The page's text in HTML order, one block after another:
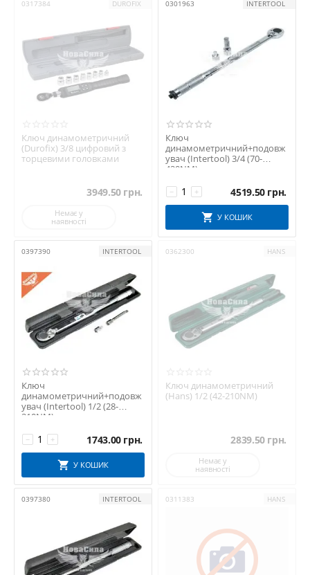
0317384 DUROFIX
Ключ динамометричний
(Durofix) 3/8 цифровий з
торцевими головками
3949.50 грн.
Немає у
наявності
0301963 INTERTOOL
Ключ
динамометричний+подовж
увач (Intertool) 3/4 (70-
420NM)
+
− 4519.50 грн.
У КОШИК
0397390 INTERTOOL
Ключ
динамометричний+подовж
увач (Intertool) 1/2 (28-
210NM)
+
− 1743.00 грн.
У КОШИК
0362300 HANS
Ключ динамометричний
(Hans) 1/2 (42-210NM)
2839.50 грн.
Немає у
наявності
0397380 INTERTOOL 0311383 HANS